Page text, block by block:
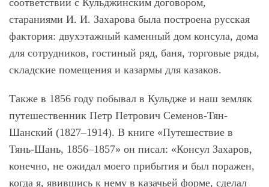
соответствии с Кульджинским договором,
стараниями И. И. Захарова была построена русская
фактория: двухэтажный каменный дом консула, дома
для сотрудников, гостиный ряд, баня, торговые ряды,
складские помещения и казармы для казаков.
Также в 1856 году побывал в Кульдже и наш земляк
путешественник Петр Петрович Семенов-Тян-
Шанский (1827–1914). В книге «Путешествие в
Тянь-Шань, 1856–1857» он писал: «Консул Захаров,
конечно, не ожидал моего прибытия и был поражен,
когда я, явившись к нему в казачьей форме, сделал